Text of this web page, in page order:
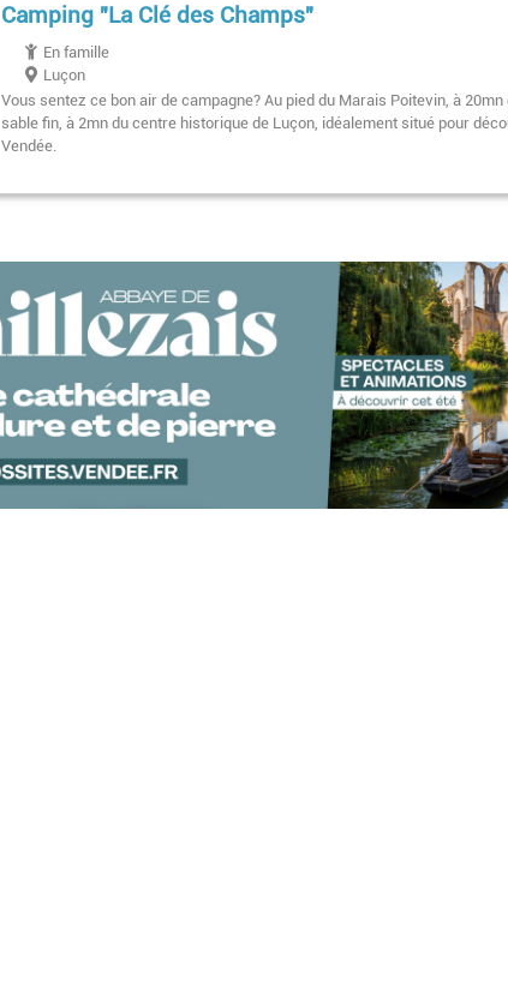
Camping "La Clé des Champs"
En famille
Luçon
Vous sentez ce bon air de campagne? Au pied du Marais Poitevin, à
sable fin, à 2mn du centre historique de Luçon, idéalement situé pour
Vendée.